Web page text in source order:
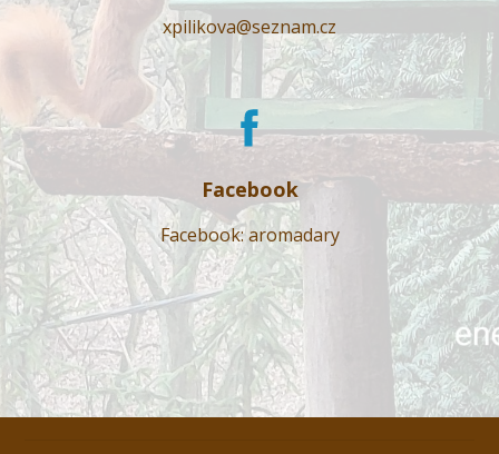
xpilikova@seznam.cz
Facebook
Facebook: aromadary